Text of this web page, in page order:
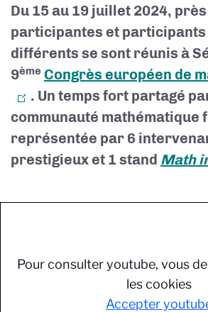
Du 15 au 19 juillet 2024,
participantes et participants
différents se sont réunis à
9ème Congrès européen de
. Un temps fort partagé
communauté mathématique
représentée par 6
prestigieux et 1 stand Math
Pour consulter youtube, vous
les cookies
Accepter